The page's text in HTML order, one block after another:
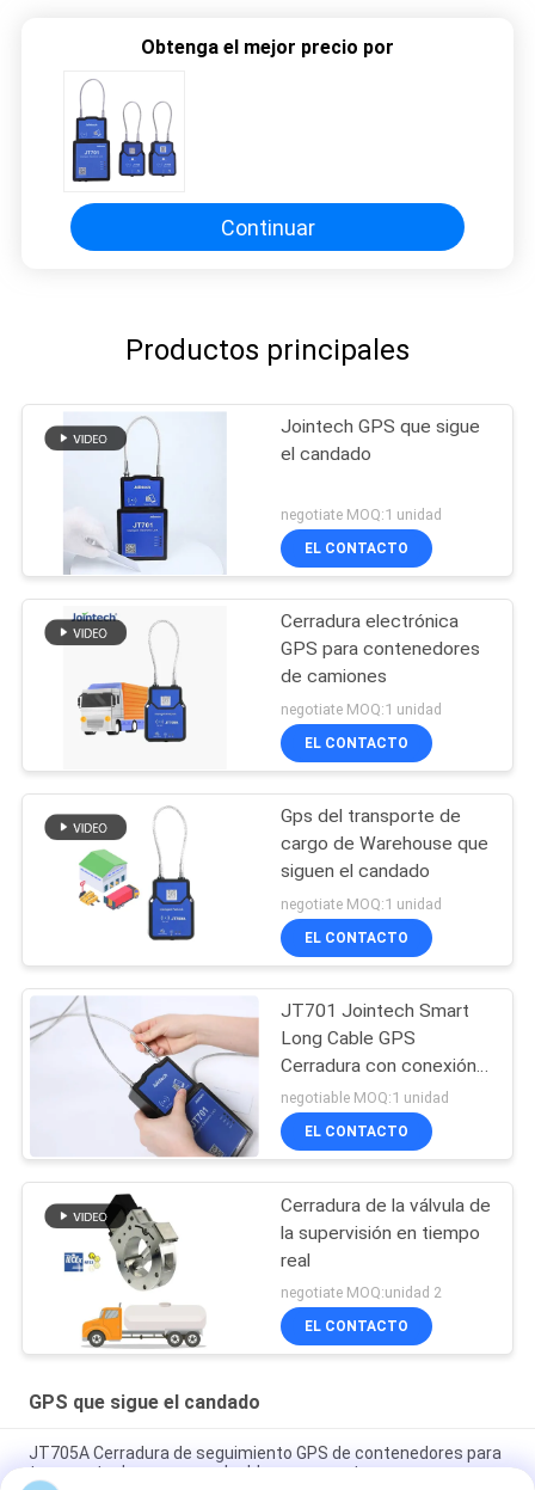
Obtenga el mejor precio por
Continuar
Productos principales
Jointech GPS que sigue
el candado
negotiate MOQ:1 unidad
EL CONTACTO
Cerradura electrónica
GPS para contenedores
de camiones
negotiate MOQ:1 unidad
EL CONTACTO
Gps del transporte de
cargo de Warehouse que
siguen el candado
negotiate MOQ:1 unidad
EL CONTACTO
JT701 Jointech Smart
Long Cable GPS
Cerradura con conexión a
Internet
negotiable MOQ:1 unidad
EL CONTACTO
Cerradura de la válvula de
la supervisión en tiempo
real
negotiate MOQ:unidad 2
EL CONTACTO
GPS que sigue el candado
JT705A Cerradura de seguimiento GPS de contenedores para
transporte de carga con desbloqueo remoto